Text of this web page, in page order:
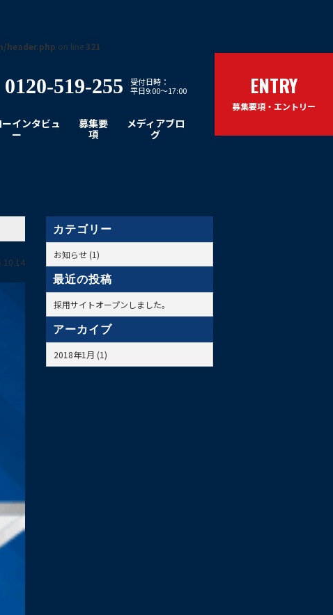
header.php on line321
ーインタビュ
ー
募集要
項
メディアブロ
グ
0120-519-255
受付日時：
平日9:00～17:00
ENTRY
募集要項・エントリー
カテゴリー
お知らせ (1)
最近の投稿
採用サイトオープンしました。
アーカイブ
2018年1月 (1)